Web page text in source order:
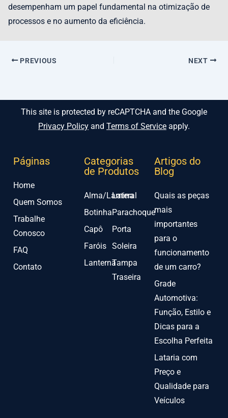
desempenham um papel fundamental na otimização de
processos e no aumento da eficiência.
PREVIOUS NEXT
This site is protected by reCAPTCHA and the Google
Privacy Policy and Terms of Service apply.
Páginas
Home
Quem Somos
Trabalhe
Conosco
FAQ
Contato
Categorias
de Produtos
Alma/Lamina
Botinha
Capô
Faróis
Lanterna
Lateral
Parachoque
Porta
Soleira
Tampa
Traseira
Artigos do
Blog
Quais as peças
mais
importantes
para o
funcionamento
de um carro?
Grade
Automotiva:
Função, Estilo e
Dicas para a
Escolha Perfeita
Lataria com
Preço e
Qualidade para
Veículos